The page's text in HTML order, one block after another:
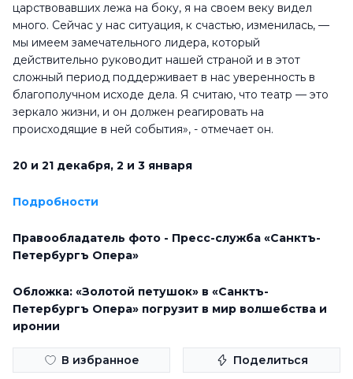
царствовавших лежа на боку, я на своем веку видел
много. Сейчас у нас ситуация, к счастью, изменилась, —
мы имеем замечательного лидера, который
действительно руководит нашей страной и в этот
сложный период поддерживает в нас уверенность в
благополучном исходе дела. Я считаю, что театр — это
зеркало жизни, и он должен реагировать на
происходящие в ней события», - отмечает он.
20 и 21 декабря, 2 и 3 января
Подробности
Правообладатель фото - Пресс-служба «Санктъ-
Петербургъ Опера»
Обложка: «Золотой петушок» в «Санктъ-
Петербургъ Опера» погрузит в мир волшебства и
иронии
В избранное Поделиться